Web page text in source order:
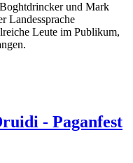
und Mark
Landessprache
Leute im Publikum,
- Paganfest